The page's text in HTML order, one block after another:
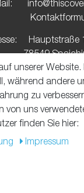
Hauptstraße
78549
unserer Website.
während andere
zu
von uns
finden Sie hier:
Impressum